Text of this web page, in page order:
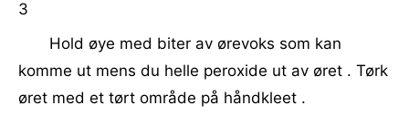
3
Hold øye med biter av ørevoks som kan
komme ut mens du helle peroxide ut av øret . Tørk
øret med et tørt område på håndkleet .